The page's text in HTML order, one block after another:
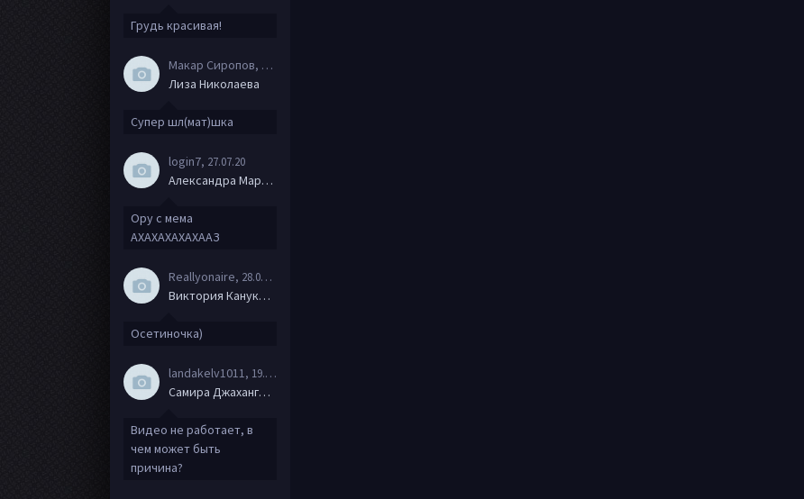
Грудь красивая!
Макар Сиропов, 08.08.20
Лиза Николаева
Супер шл(мат)шка
login7, 27.07.20
Александра Маркова
Ору с мема
АХАХАХАХАХААЗ
Reallyonaire, 28.06.20
Виктория Канукова
Осетиночка)
landakelv1011 , 19.06.20
Самира Джахангирова
Видео не работает, в
чем может быть
причина?